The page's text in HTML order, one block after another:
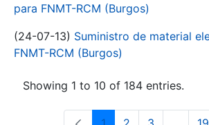
para FNMT-RCM (Burgos)
(24-07-13) Suministro de material
FNMT-RCM (Burgos)
Showing 1 to 10 of 184 entries.